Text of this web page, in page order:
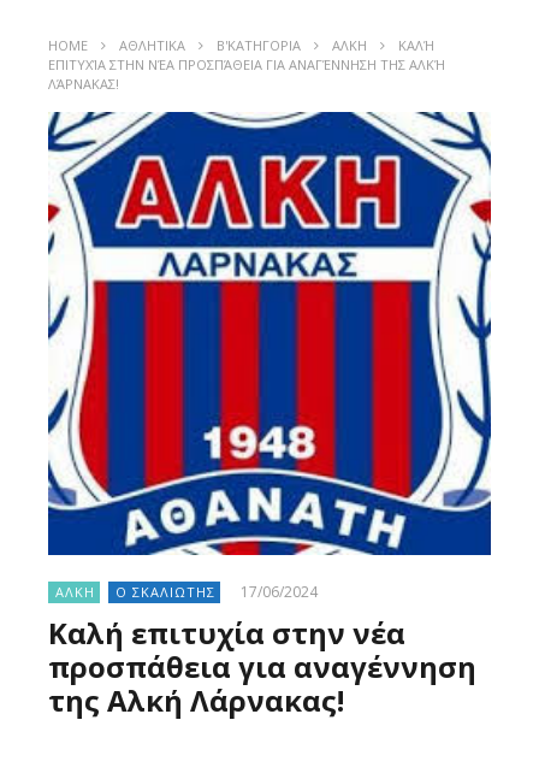
HOME ΑΘΛΗΤΙΚΑ Β'ΚΑΤΗΓΟΡΙΑ ΑΛΚΗ
ΚΑΛΉ
ΕΠΙΤΥΧΊΑ ΣΤΗΝ ΝΈΑ ΠΡΟΣΠΆΘΕΙΑ ΓΙΑ ΑΝΑΓΈΝΝΗΣΗ ΤΗΣ ΑΛΚΉ
ΛΆΡΝΑΚΑΣ!
ΑΛΚΗ Ο ΣΚΑΛΙΩΤΗΣ 17/06/2024
Καλή επιτυχία στην νέα
προσπάθεια για αναγέννηση
της Αλκή Λάρνακας!